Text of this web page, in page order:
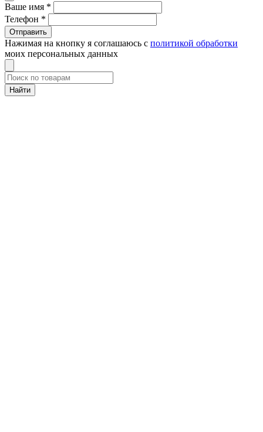
Ваше имя *
Телефон *
Нажимая на кнопку я соглашаюсь с политикой обработки
моих персональных данных
Найти